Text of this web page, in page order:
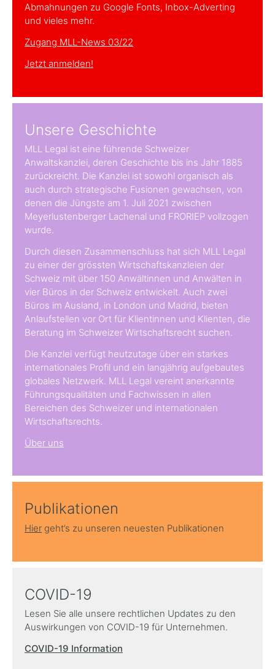
Abmahnungen zu Google Fonts, Inbox-Adverting
und vieles mehr.
Zugang MLL-News 03/22
Jetzt anmelden!
Unsere Geschichte
MLL Legal ist eine führende Schweizer
Anwaltskanzlei, deren Geschichte bis ins Jahr 1885
zurückreicht. Die Kanzlei ist sowohl organisch als
auch durch strategische Fusionen gewachsen, von
denen die Jüngste am 1. Juli 2021 zwischen
Meyerlustenberger Lachenal und FRORIEP vollzogen
wurde.
Durch diesen Zusammenschluss hat sich MLL Legal
zu einer der grössten Wirtschaftskanzleien der
Schweiz mit über 150 Anwältinnen und Anwälten in
vier Büros in der Schweiz entwickelt. Auch zwei
Büros im Ausland, in London und Madrid, bieten
Anlaufstellen vor Ort für Klientinnen und Klienten, die
Beratung im Schweizer Wirtschaftsrecht suchen.
Die Kanzlei verfügt heutzutage über ein starkes
internationales Profil und ein langjährig aufgebautes
globales Netzwerk. MLL Legal vereint anerkannte
Führungsqualitäten und Fachwissen in allen
Bereichen des Schweizer und internationalen
Wirtschaftsrechts.
Über uns
Publikationen
Hier geht’s zu unseren neuesten Publikationen
COVID-19
Lesen Sie alle unsere rechtlichen Updates zu den
Auswirkungen von COVID-19 für Unternehmen.
COVID-19 Information